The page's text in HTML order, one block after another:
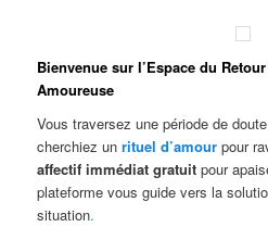
Bienvenue sur l’Espace du
Amoureuse
Vous traversez une période de
cherchiez unrituel d’amour pour
affectif immédiat gratuit pour
plateforme vous guide vers la
situation.